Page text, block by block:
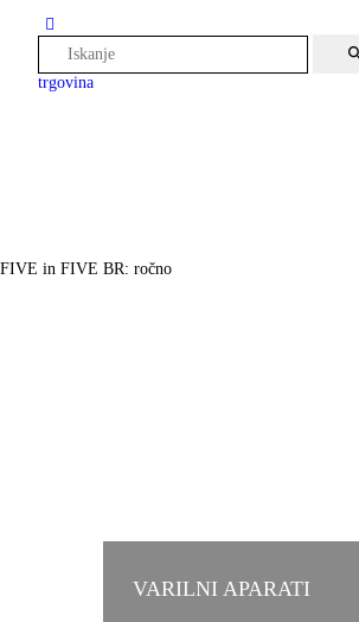
trgovina
FIVE in FIVE BR: ročno
VARILNI APARATI